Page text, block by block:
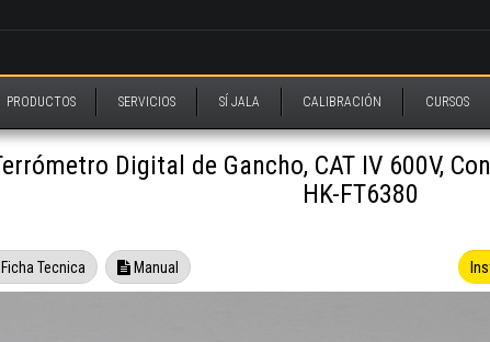
PRODUCTOS SERVICIOS SÍ JALA CALIBRACIÓN CURSOS
Digital de Gancho, CAT IV 600V,
HK-FT6380
Ficha Tecnica Manual